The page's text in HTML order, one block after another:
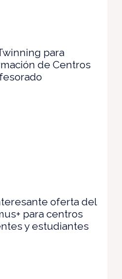
para
de Centros
oferta del
para centros
y estudiantes